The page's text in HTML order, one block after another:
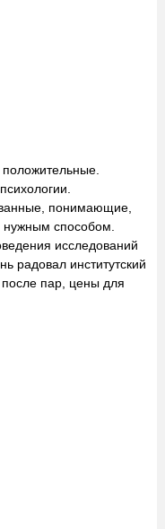
понимающие,
способом.
исследований
радовал институтский
пар, цены для